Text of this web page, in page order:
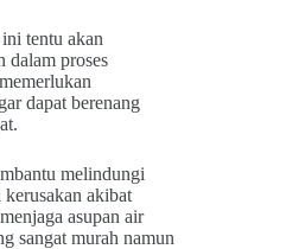
tentu akan
dalam proses
dapat berenang
melindungi
akibat
asupan air
sangat murah namun